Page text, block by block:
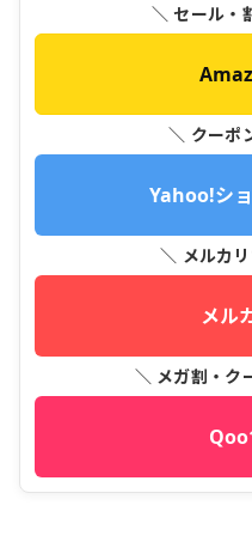
＼ セール・
＼ クーポ
Yahoo!シ
＼ メルカ
メル
＼ メガ割・ク